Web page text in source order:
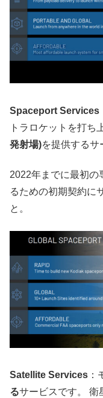
Spaceport Services
トラロケットを打ち
発射場)を提供するサ
2022年までに最初の
るための初期契約に
と。
Satellite Services ：
るサービスです。 衛